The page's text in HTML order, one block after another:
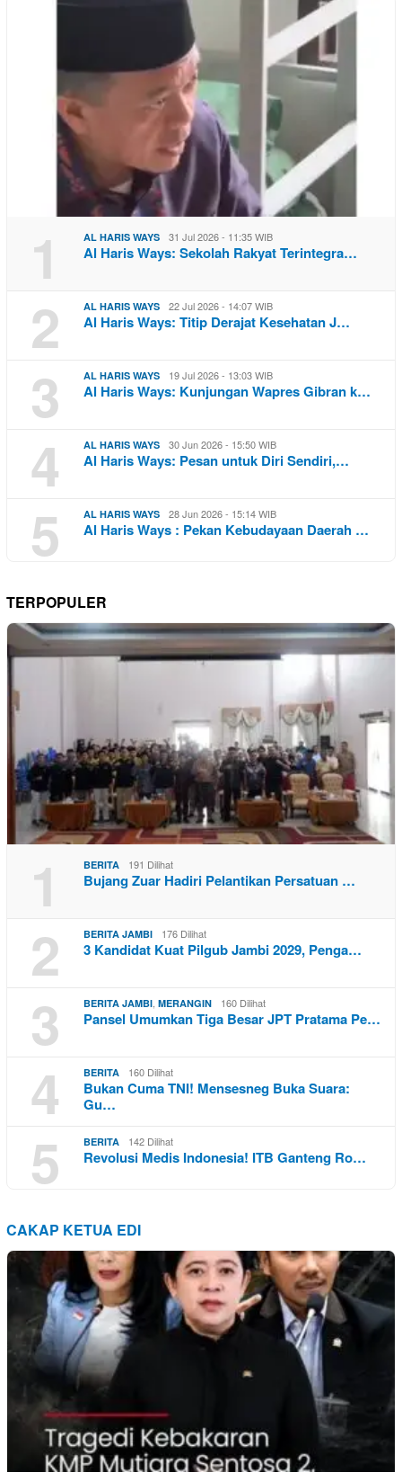
1 AL HARIS WAYS 31 Jul 2026 - 11:35 WIB
Al Haris Ways: Sekolah Rakyat Terintegra…
2 AL HARIS WAYS 22 Jul 2026 - 14:07 WIB
Al Haris Ways: Titip Derajat Kesehatan J…
3 AL HARIS WAYS 19 Jul 2026 - 13:03 WIB
Al Haris Ways: Kunjungan Wapres Gibran k…
4 AL HARIS WAYS 30 Jun 2026 - 15:50 WIB
Al Haris Ways: Pesan untuk Diri Sendiri,…
5 AL HARIS WAYS 28 Jun 2026 - 15:14 WIB
Al Haris Ways : Pekan Kebudayaan Daerah …
TERPOPULER
1 BERITA 191 Dilihat
Bujang Zuar Hadiri Pelantikan Persatuan …
2 BERITA JAMBI 176 Dilihat
3 Kandidat Kuat Pilgub Jambi 2029, Penga…
3 BERITA JAMBI, MERANGIN 160 Dilihat
Pansel Umumkan Tiga Besar JPT Pratama Pe…
4 BERITA 160 Dilihat
Bukan Cuma TNI! Mensesneg Buka Suara:
Gu…
5 BERITA 142 Dilihat
Revolusi Medis Indonesia! ITB Ganteng Ro…
CAKAP KETUA EDI